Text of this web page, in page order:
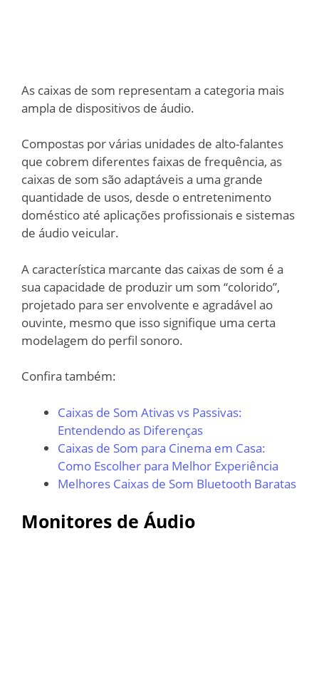
As caixas de som representam a categoria mais
ampla de dispositivos de áudio.
Compostas por várias unidades de alto-falantes
que cobrem diferentes faixas de frequência, as
caixas de som são adaptáveis a uma grande
quantidade de usos, desde o entretenimento
doméstico até aplicações profissionais e sistemas
de áudio veicular.
A característica marcante das caixas de som é a
sua capacidade de produzir um som “colorido”,
projetado para ser envolvente e agradável ao
ouvinte, mesmo que isso signifique uma certa
modelagem do perfil sonoro.
Confira também:
Caixas de Som Ativas vs Passivas:
Entendendo as Diferenças
Caixas de Som para Cinema em Casa:
Como Escolher para Melhor Experiência
Melhores Caixas de Som Bluetooth Baratas
Monitores de Áudio